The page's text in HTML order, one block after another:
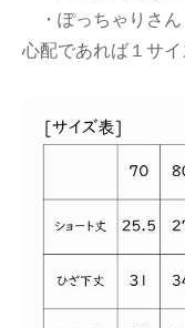
・ぽっちゃりさん
心配であれば１サ